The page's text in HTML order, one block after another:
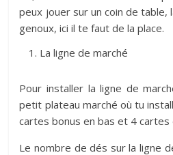
peux jouer sur un coin de table,
genoux, ici il te faut de la place.
La ligne de marché
Pour installer la ligne de
petit plateau marché où tu
cartes bonus en bas et 4 cartes
Le nombre de dés sur la ligne